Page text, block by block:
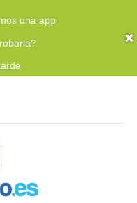
una app